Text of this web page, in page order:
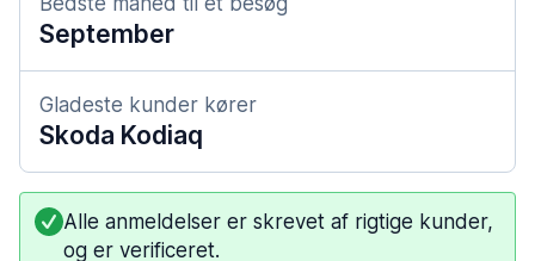
September
Gladeste kunder kører
Skoda Kodiaq
Alle anmeldelser er skrevet af rigtige kunder,
og er verificeret.